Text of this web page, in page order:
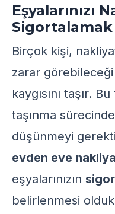
Eşyalarınızı
Birçok kişi,
zarar
kaygısını taşır.
taşınma sürecinde
düşünmeyi
evden eve
eşyalarınızın
belirlenmesi